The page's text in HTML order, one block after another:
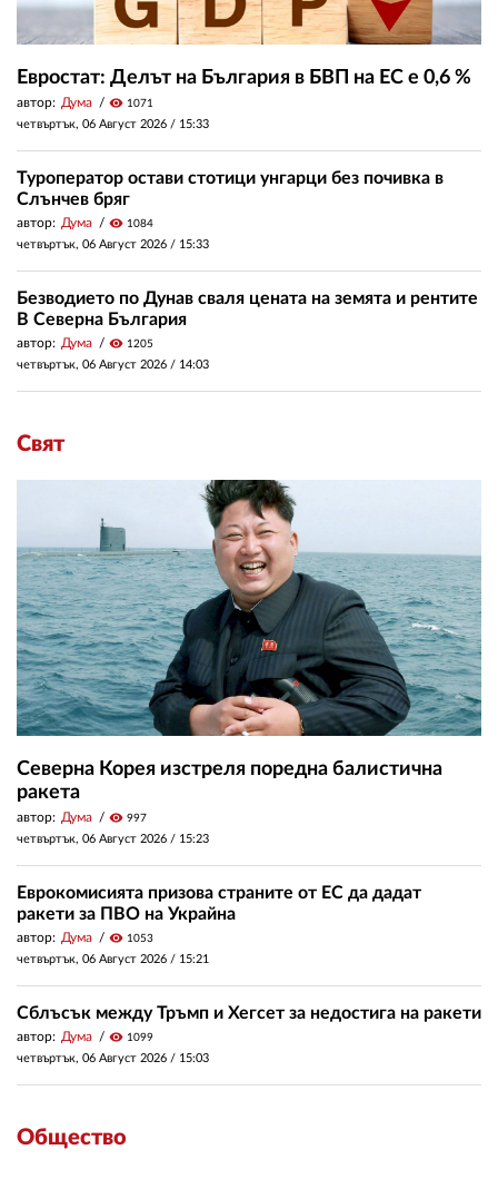
Евростат: Делът на България в БВП на ЕС е 0,6 %
автор: Дума visibility 1071
четвъртък, 06 Август 2026 / 15:33
Туроператор остави стотици унгарци без почивка в
Слънчев бряг
автор: Дума visibility 1084
четвъртък, 06 Август 2026 / 15:33
Безводието по Дунав сваля цената на земята и рентите
В Северна България
автор: Дума visibility 1205
четвъртък, 06 Август 2026 / 14:03
Свят
Северна Корея изстреля поредна балистична
ракета
автор: Дума visibility 997
четвъртък, 06 Август 2026 / 15:23
Еврокомисията призова страните от ЕС да дадат
ракети за ПВО на Украйна
автор: Дума visibility 1053
четвъртък, 06 Август 2026 / 15:21
Сблъсък между Тръмп и Хегсет за недостига на ракети
автор: Дума visibility 1099
четвъртък, 06 Август 2026 / 15:03
Общество